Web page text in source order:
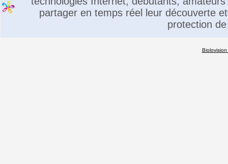
partager en temps réel leur découverte
protection
Biolovision